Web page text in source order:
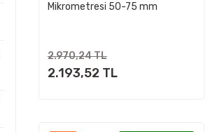
Mikrometresi 50-75 mm
2.970,24 TL
2.193,52 TL